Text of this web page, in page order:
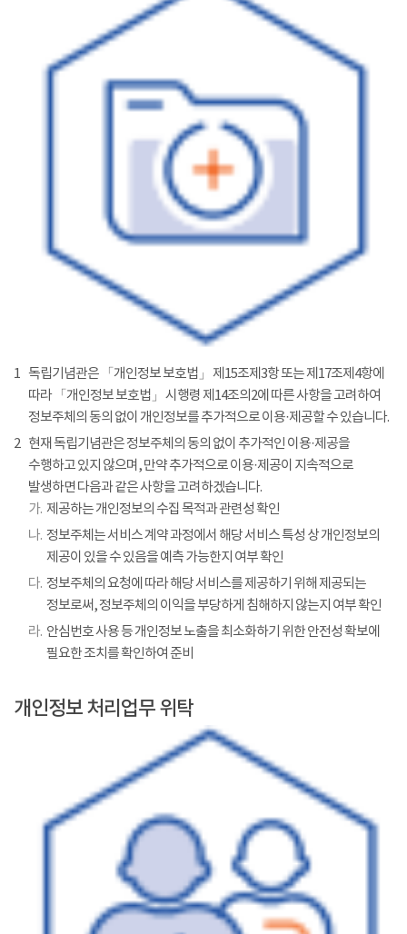
1 독립기념관은 「개인정보 보호법」 제15조제3항 또는 제17조제4항에
따라 「개인정보 보호법」 시행령 제14조의2에 따른 사항을 고려하여
정보주체의 동의 없이 개인정보를 추가적으로 이용·제공할 수 있습니다.
2 현재 독립기념관은 정보주체의 동의 없이 추가적인 이용·제공을
수행하고 있지 않으며, 만약 추가적으로 이용·제공이 지속적으로
발생하면 다음과 같은 사항을 고려하겠습니다.
가. 제공하는 개인정보의 수집 목적과 관련성 확인
나. 정보주체는 서비스 계약 과정에서 해당 서비스 특성 상 개인정보의
제공이 있을 수 있음을 예측 가능한지 여부 확인
다. 정보주체의 요청에 따라 해당 서비스를 제공하기 위해 제공되는
정보로써, 정보주체의 이익을 부당하게 침해하지 않는지 여부 확인
라. 안심번호 사용 등 개인정보 노출을 최소화하기 위한 안전성 확보에
필요한 조치를 확인하여 준비
개인정보 처리업무 위탁